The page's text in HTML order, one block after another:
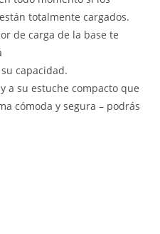
totalmente cargados.
de carga de la base te
capacidad.
a su estuche compacto que
cómoda y segura – podrás